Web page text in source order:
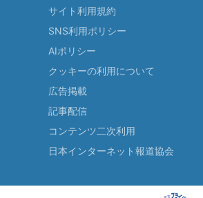
サイト利用規約
SNS利用ポリシー
AIポリシー
クッキーの利用について
広告掲載
記事配信
コンテンツ二次利用
日本インターネット報道協会